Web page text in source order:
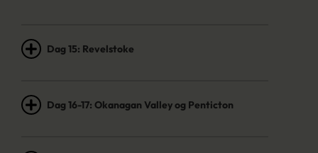
Dag 15: Revelstoke
Dag 16-17: Okanagan Valley og Penticton